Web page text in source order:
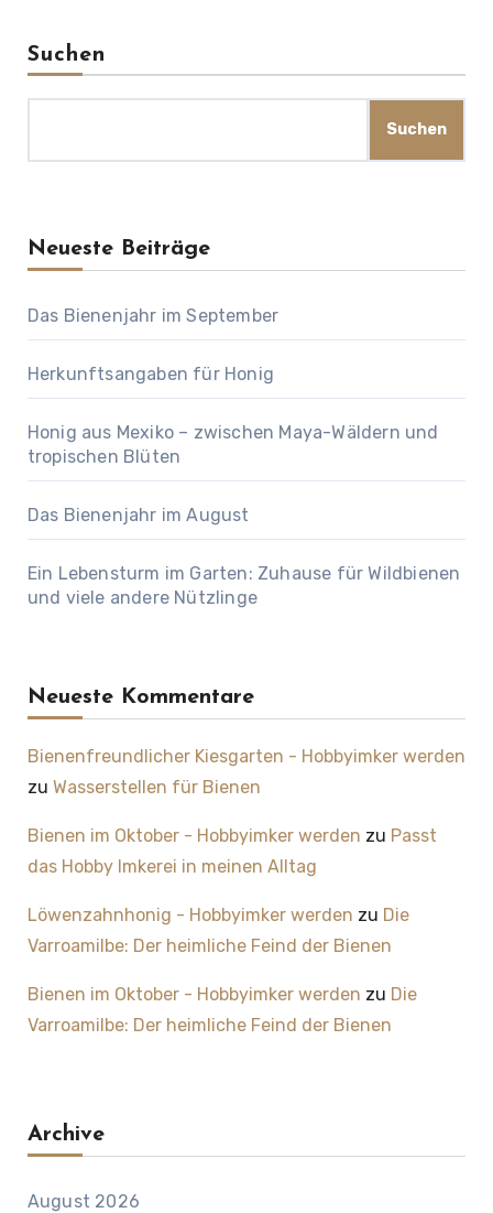
Suchen
Suchen
Neueste Beiträge
Das Bienenjahr im September
Herkunftsangaben für Honig
Honig aus Mexiko – zwischen Maya-Wäldern und
tropischen Blüten
Das Bienenjahr im August
Ein Lebensturm im Garten: Zuhause für Wildbienen
und viele andere Nützlinge
Neueste Kommentare
Bienenfreundlicher Kiesgarten - Hobbyimker werden
zu Wasserstellen für Bienen
Bienen im Oktober - Hobbyimker werden zu Passt
das Hobby Imkerei in meinen Alltag
Löwenzahnhonig - Hobbyimker werden zu Die
Varroamilbe: Der heimliche Feind der Bienen
Bienen im Oktober - Hobbyimker werden zu Die
Varroamilbe: Der heimliche Feind der Bienen
Archive
August 2026